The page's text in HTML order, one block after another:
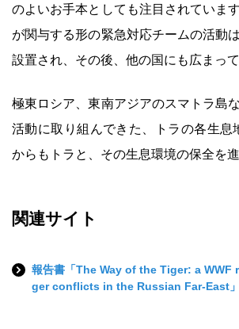
のよいお手本としても注目されていま
が関与する形の緊急対応チームの活動
設置され、その後、他の国にも広まって
極東ロシア、東南アジアのスマトラ島
活動に取り組んできた、トラの各生息
からもトラと、その生息環境の保全を
関連サイト
報告書「The Way of the Tiger: a
ger conflicts in the Russian Far-East」